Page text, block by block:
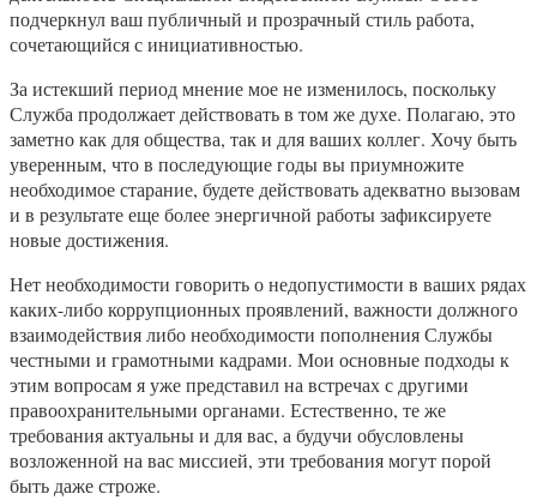
подчеркнул ваш публичный и прозрачный стиль работа,
сочетающийся с инициативностью.
За истекший период мнение мое не изменилось, поскольку
Служба продолжает действовать в том же духе. Полагаю, это
заметно как для общества, так и для ваших коллег. Хочу быть
уверенным, что в последующие годы вы приумножите
необходимое старание, будете действовать адекватно вызовам
и в результате еще более энергичной работы зафиксируете
новые достижения.
Нет необходимости говорить о недопустимости в ваших рядах
каких-либо коррупционных проявлений, важности должного
взаимодействия либо необходимости пополнения Службы
честными и грамотными кадрами. Мои основные подходы к
этим вопросам я уже представил на встречах с другими
правоохранительными органами. Естественно, те же
требования актуальны и для вас, а будучи обусловлены
возложенной на вас миссией, эти требования могут порой
быть даже строже.